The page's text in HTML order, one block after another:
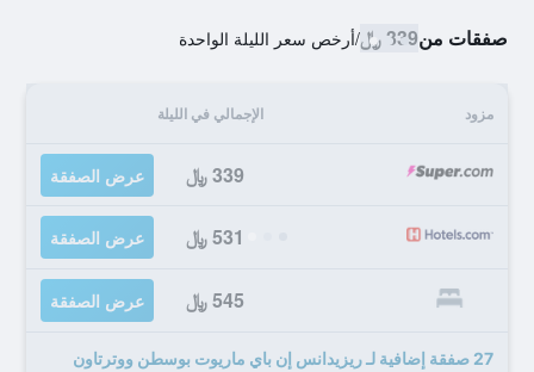
صفقات من339 ﷼ /أرخص سعر الليلة الواحدة
مزود الإجمالي في الليلة
339 ﷼ عرض الصفقة
531 ﷼ عرض الصفقة
545 ﷼ عرض الصفقة
27 صفقة إضافية لـ ريزيدانس إن باي ماريوت بوسطن ووترتاون